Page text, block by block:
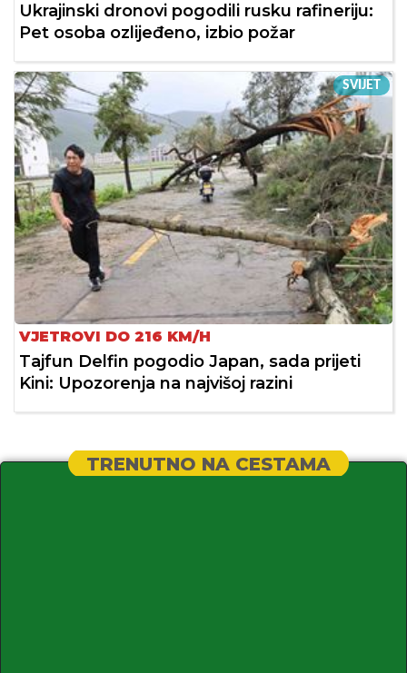
Ukrajinski dronovi pogodili rusku rafineriju:
Pet osoba ozlijeđeno, izbio požar
SVIJET
VJETROVI DO 216 KM/H
Tajfun Delfin pogodio Japan, sada prijeti
Kini: Upozorenja na najvišoj razini
TRENUTNO NA CESTAMA